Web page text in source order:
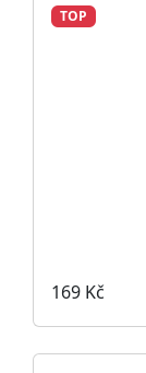
TOP
169 Kč